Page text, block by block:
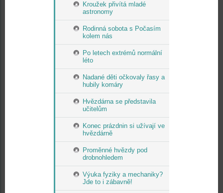
Kroužek přivítá mladé
astronomy
Rodinná sobota s Počasím
kolem nás
Po letech extrémů normální
léto
Nadané děti očkovaly řasy a
hubily komáry
Hvězdárna se představila
učitelům
Konec prázdnin si užívají ve
hvězdárně
Proměnné hvězdy pod
drobnohledem
Výuka fyziky a mechaniky?
Jde to i zábavně!